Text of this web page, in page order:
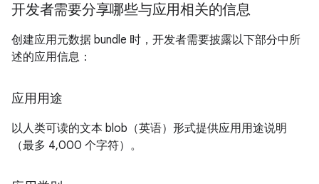
开发者需要分享哪些与应用相关的信息
创建应用元数据 bundle 时，开发者需要披露以下部分中所
述的应用信息：
应用用途
以人类可读的文本 blob（英语）形式提供应用用途说明
（最多 4,000 个字符）。